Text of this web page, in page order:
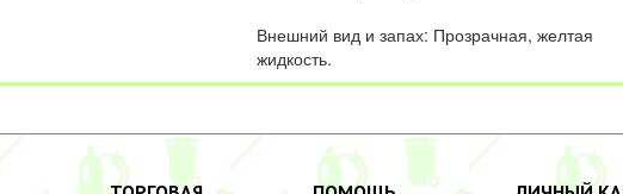
Внешний вид и запах: Прозрачная, желтая
жидкость.